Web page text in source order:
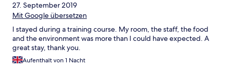
27. September 2019
Mit Google übersetzen
I stayed during a training course. My room, the staff, the food
and the environment was more than I could have expected. A
great stay, thank you.
Aufenthalt von 1 Nacht